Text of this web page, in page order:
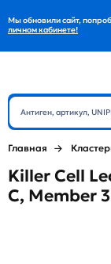
Мы обновили сайт,
личном кабинете!
Главная
Killer Cell
C, Member